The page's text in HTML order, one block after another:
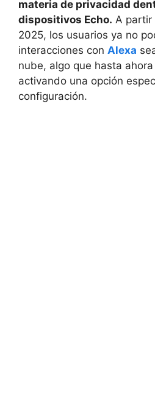
materia de privacidad
dispositivos Echo. A partir
2025, los usuarios ya no
interacciones con Alexa
nube, algo que hasta
activando una opción
configuración.